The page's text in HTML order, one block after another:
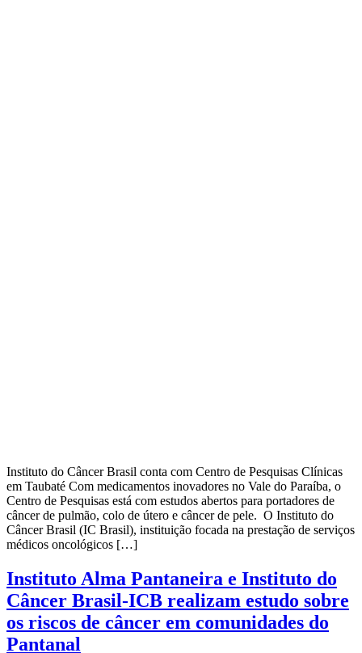
Instituto do Câncer Brasil conta com Centro de Pesquisas Clínicas
em Taubaté Com medicamentos inovadores no Vale do Paraíba, o
Centro de Pesquisas está com estudos abertos para portadores de
câncer de pulmão, colo de útero e câncer de pele. O Instituto do
Câncer Brasil (IC Brasil), instituição focada na prestação de serviços
médicos oncológicos […]
Instituto Alma Pantaneira e Instituto do
Câncer Brasil-ICB realizam estudo sobre
os riscos de câncer em comunidades do
Pantanal